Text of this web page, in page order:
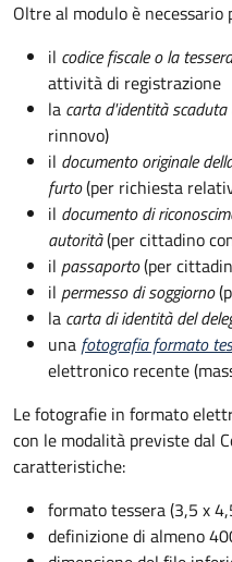
Oltre al modulo è necessario
il codice fiscale o la
attività di registrazione
la carta d'identità scaduta
rinnovo)
il documento originale
furto(per richiesta
il documento di
autorità(per cittadino
il passaporto(per
il permesso di soggiorno
la carta di identità del
una fotografia formato
elettronico recente
Le fotografie in formato
con le modalità previste dal
caratteristiche:
formato tessera (3,5 x
definizione di almeno